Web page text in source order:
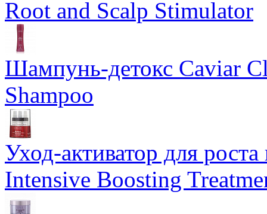
Root and Scalp Stimulator
Шампунь-детокс Caviar
Shampoo
Уход-активатор для
Intensive Boosting